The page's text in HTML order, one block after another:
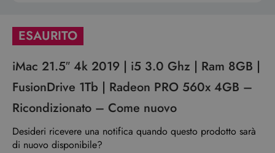
ESAURITO
iMac 21.5″ 4k 2019 | i5 3.0 Ghz | Ram 8GB |
FusionDrive 1Tb | Radeon PRO 560x 4GB –
Ricondizionato – Come nuovo
Desideri ricevere una notifica quando questo prodotto sarà
di nuovo disponibile?